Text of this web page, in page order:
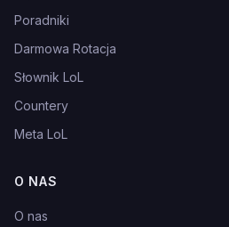
Poradniki
Darmowa Rotacja
Słownik LoL
Countery
Meta LoL
O NAS
O nas